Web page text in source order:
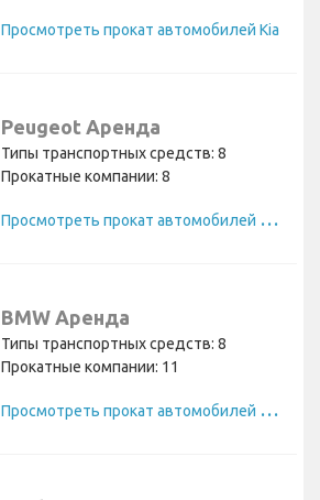
Просмотреть прокат автомобилей Kia
Peugeot Аренда
Типы транспортных средств: 8
Прокатные компании: 8
П
росмотреть прокат автомобилей Peugeot
BMW Аренда
Типы транспортных средств: 8
Прокатные компании: 11
П
росмотреть прокат автомобилей BMW